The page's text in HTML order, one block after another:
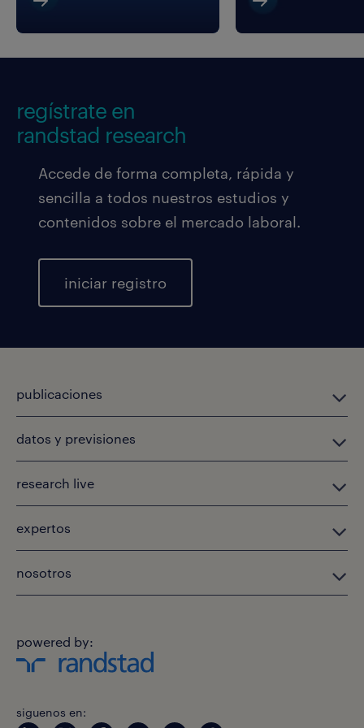
regístrate en
randstad research
Accede de forma completa, rápida y
sencilla a todos nuestros estudios y
contenidos sobre el mercado laboral.
iniciar registro
publicaciones
datos y previsiones
research live
expertos
nosotros
powered by:
siguenos en: